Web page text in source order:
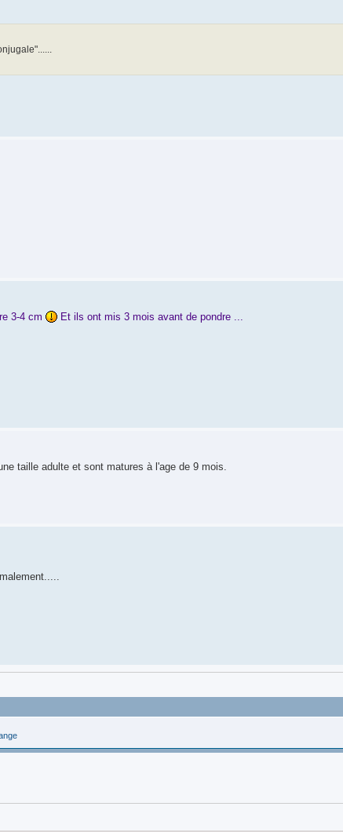
3-4 cm Et ils ont mis 3 mois avant de pondre ...
taille adulte et sont matures à l'age de 9 mois.